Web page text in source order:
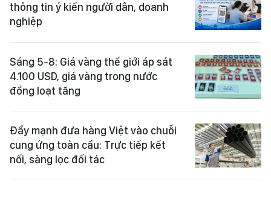
thông tin ý kiến người dân, doanh
nghiệp
Sáng 5-8: Giá vàng thế giới áp sát
4.100 USD, giá vàng trong nước
đồng loạt tăng
Đẩy mạnh đưa hàng Việt vào chuỗi
cung ứng toàn cầu: Trực tiếp kết
nối, sàng lọc đối tác